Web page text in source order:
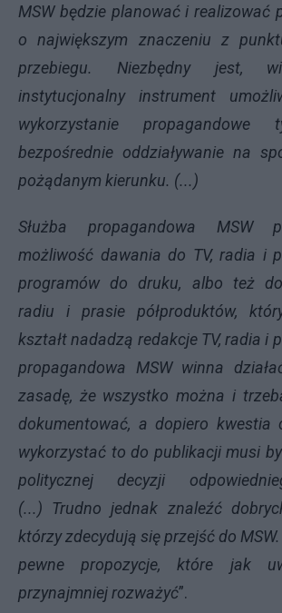
MSW będzie planować i realizować
o największym znaczeniu z
przebiegu. Niezbędny jest,
instytucjonalny instrument
wykorzystanie propagandowe
bezpośrednie oddziaływanie na
pożądanym kierunku. (...)
Służba propagandowa MSW
możliwość dawania do TV, radia i
programów do druku, albo też
radiu i prasie półproduktów,
kształt nadadzą redakcje TV, radia i
propagandowa MSW winna
zasadę, że wszystko można i
dokumentować, a dopiero kwestia
wykorzystać to do publikacji musi
politycznej decyzji
(...)
Trudno jednak znaleźć
którzy zdecydują się przejść do
pewne propozycje, które jak
przynajmniej rozważyć”.